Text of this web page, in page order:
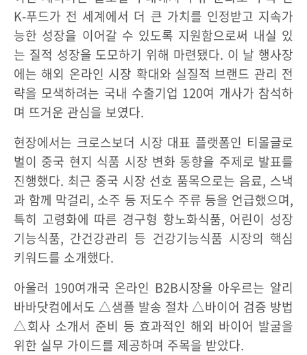
K-푸드가 전 세계에서 더 큰 가치를 인정받고 지속가
능한 성장을 이어갈 수 있도록 지원함으로써 내실 있
는 질적 성장을 도모하기 위해 마련됐다. 이 날 행사장
에는 해외 온라인 시장 확대와 실질적 브랜드 관리 전
략을 모색하려는 국내 수출기업 120여 개사가 참석하
며 뜨거운 관심을 보였다.
현장에서는 크로스보더 시장 대표 플랫폼인 티몰글로
벌이 중국 현지 식품 시장 변화 동향을 주제로 발표를
진행했다. 최근 중국 시장 선호 품목으로는 음료, 스낵
과 함께 막걸리, 소주 등 저도수 주류 등을 언급했으며,
특히 고령화에 따른 경구형 항노화식품, 어린이 성장
기능식품, 간건강관리 등 건강기능식품 시장의 핵심
키워드를 소개했다.
아울러 190여개국 온라인 B2B시장을 아우르는 알리
바바닷컴에서도 △샘플 발송 절차 △바이어 검증 방법
△회사 소개서 준비 등 효과적인 해외 바이어 발굴을
위한 실무 가이드를 제공하며 주목을 받았다.